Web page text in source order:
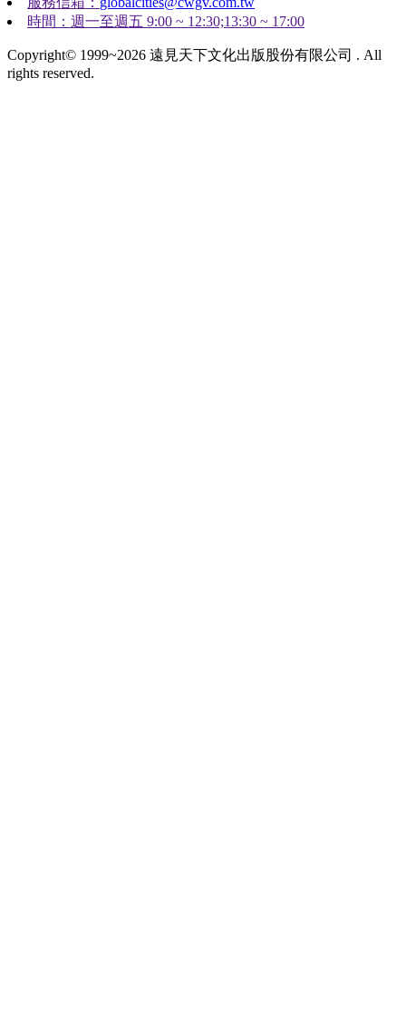
時間：週一至週五 9:00 ~ 12:30;13:30 ~ 17:00
Copyright© 1999~2026 遠見天下文化出版股份有限公司 . All
rights reserved.